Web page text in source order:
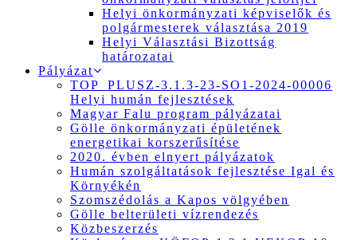
Helyi önkormányzati képviselők és
polgármesterek választása 2019
Helyi Választási Bizottság
határozatai
Pályázat
TOP_PLUSZ-3.1.3-23-SO1-2024-00006
Helyi humán fejlesztések
Magyar Falu program pályázatai
Gölle önkormányzati épületének
energetikai korszerűsítése
2020. évben elnyert pályázatok
Humán szolgáltatások fejlesztése Igal és
Környékén
Szomszédolás a Kapos völgyében
Gölle belterületi vízrendezés
Közbeszerzés